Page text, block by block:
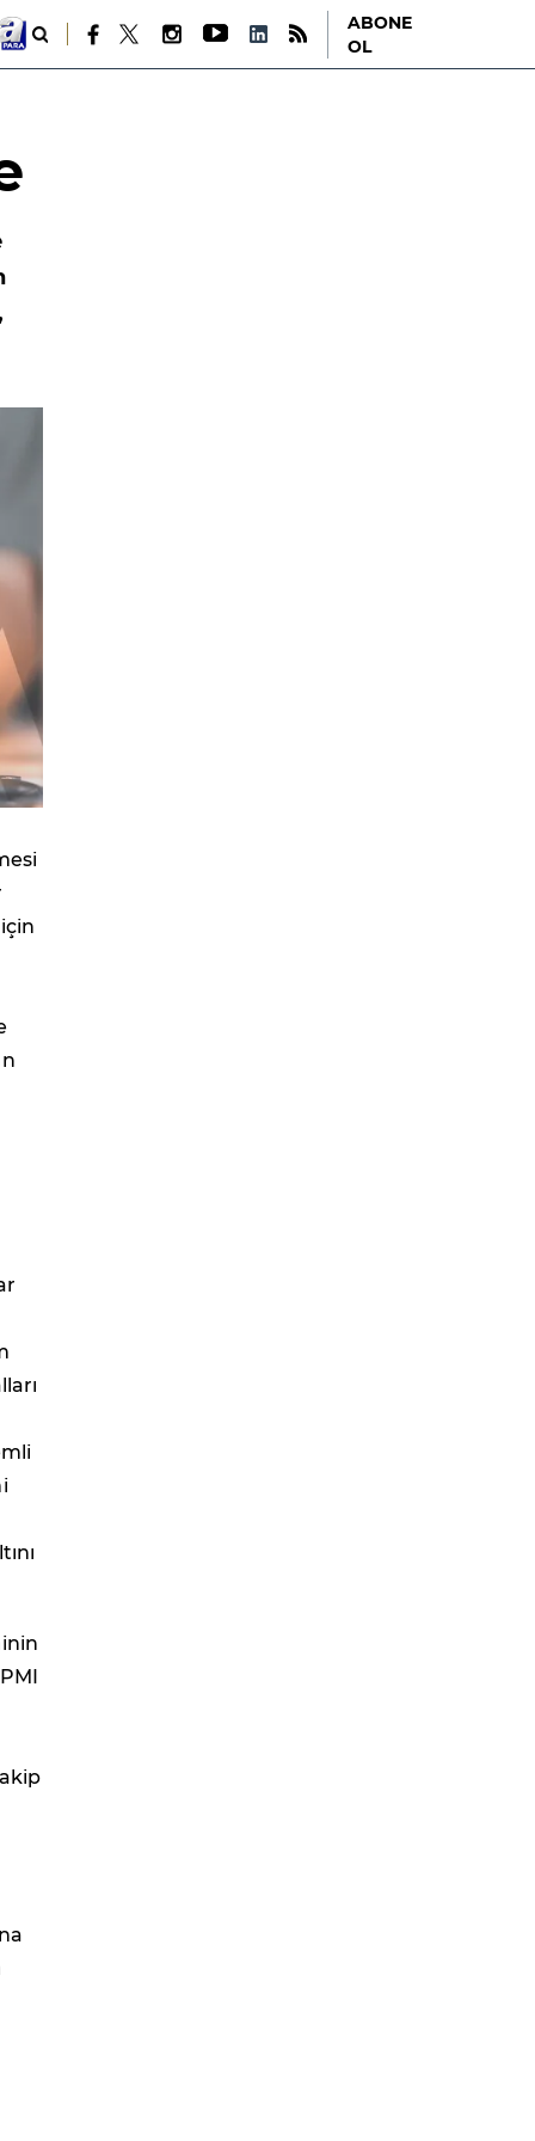
ABONE
OL